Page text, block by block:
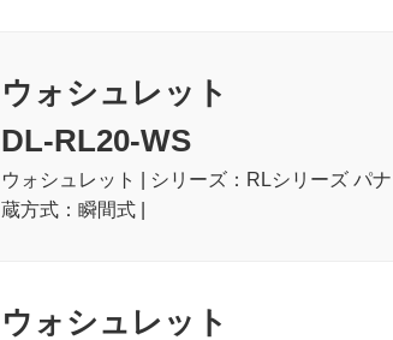
ウォシュレット
DL-RL20-WS
ウォシュレット | シリーズ：RLシリーズ パ
蔵方式：瞬間式 |
ウォシュレット